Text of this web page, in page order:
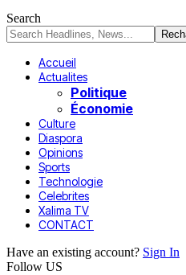
Search
Accueil
Actualites
Politique
Économie
Culture
Diaspora
Opinions
Sports
Technologie
Celebrites
Xalima TV
CONTACT
Have an existing account? Sign In
Follow US